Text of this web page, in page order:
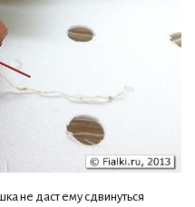
не даст ему сдвинуться